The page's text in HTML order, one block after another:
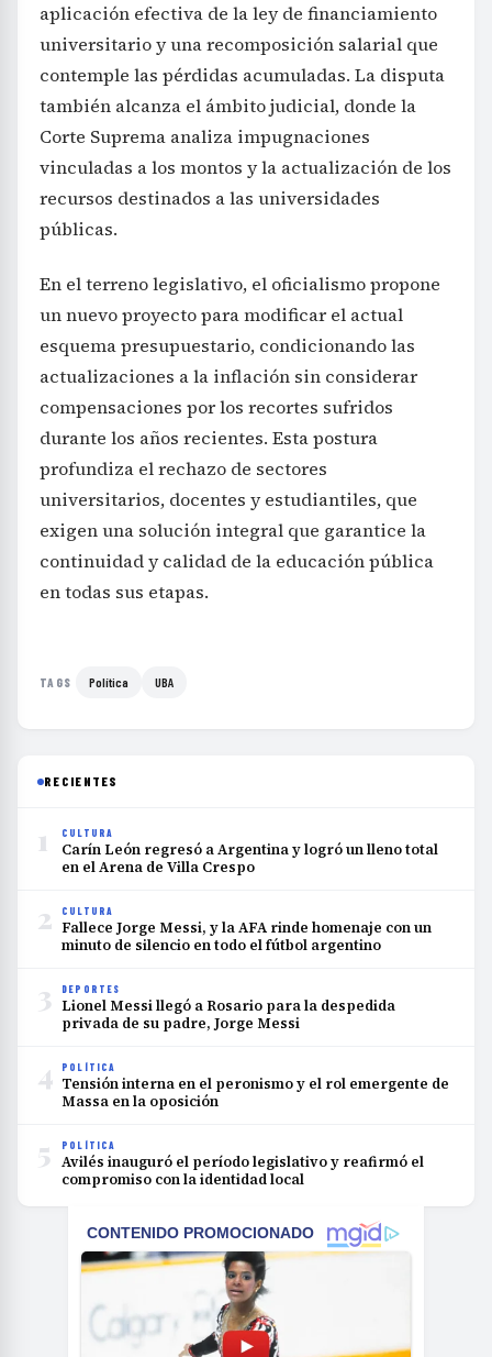
aplicación efectiva de la ley de financiamiento
universitario y una recomposición salarial que
contemple las pérdidas acumuladas. La disputa
también alcanza el ámbito judicial, donde la
Corte Suprema analiza impugnaciones
vinculadas a los montos y la actualización de los
recursos destinados a las universidades
públicas.
En el terreno legislativo, el oficialismo propone
un nuevo proyecto para modificar el actual
esquema presupuestario, condicionando las
actualizaciones a la inflación sin considerar
compensaciones por los recortes sufridos
durante los años recientes. Esta postura
profundiza el rechazo de sectores
universitarios, docentes y estudiantiles, que
exigen una solución integral que garantice la
continuidad y calidad de la educación pública
en todas sus etapas.
TAGS Política UBA
RECIENTES
1 CULTURA
Carín León regresó a Argentina y logró un lleno total
en el Arena de Villa Crespo
2 CULTURA
Fallece Jorge Messi, y la AFA rinde homenaje con un
minuto de silencio en todo el fútbol argentino
3 DEPORTES
Lionel Messi llegó a Rosario para la despedida
privada de su padre, Jorge Messi
4 POLÍTICA
Tensión interna en el peronismo y el rol emergente de
Massa en la oposición
5 POLÍTICA
Avilés inauguró el período legislativo y reafirmó el
compromiso con la identidad local